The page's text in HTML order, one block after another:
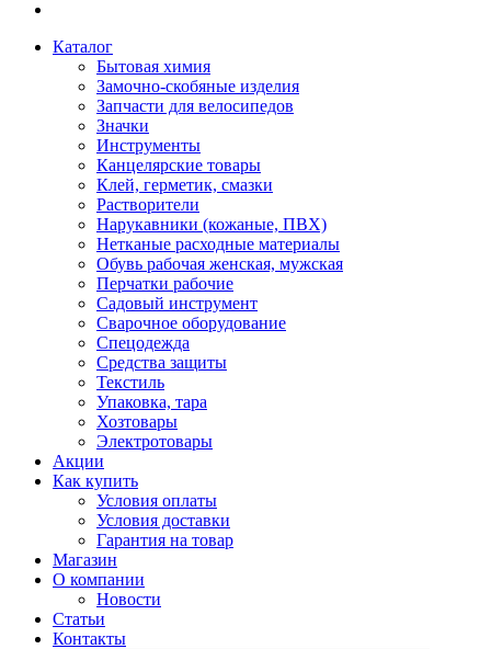
Каталог
Бытовая химия
Замочно-скобяные изделия
Запчасти для велосипедов
Значки
Инструменты
Канцелярские товары
Клей, герметик, смазки
Растворители
Нарукавники (кожаные, ПВХ)
Нетканые расходные материалы
Обувь рабочая женская, мужская
Перчатки рабочие
Садовый инструмент
Сварочное оборудование
Спецодежда
Средства защиты
Текстиль
Упаковка, тара
Хозтовары
Электротовары
Акции
Как купить
Условия оплаты
Условия доставки
Гарантия на товар
Магазин
О компании
Новости
Статьи
Контакты